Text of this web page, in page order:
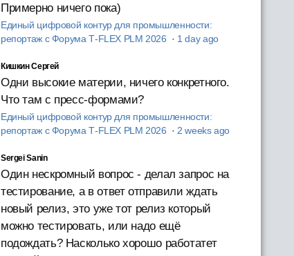
Примерно ничего пока)
Единый цифровой контур для промышленности:
репортаж с Форума T‑FLEX PLM 2026 · 1 day ago
Кишкин Сергей
Одни высокие материи, ничего конкретного.
Что там с пресс-формами?
Единый цифровой контур для промышленности:
репортаж с Форума T‑FLEX PLM 2026 · 2 weeks ago
Sergei Sanin
Один нескромный вопрос - делал запрос на
тестирование, а в ответ отправили ждать
новый релиз, это уже тот релиз который
можно тестировать, или надо ещё
подождать? Насколько хорошо работатет